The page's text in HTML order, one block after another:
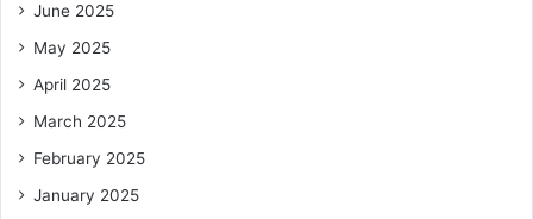
June 2025
May 2025
April 2025
March 2025
February 2025
January 2025